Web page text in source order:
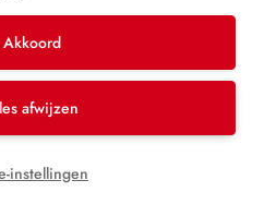
voorwaarden
tenzij anders vermeld.
Akkoord
afwijzen
instellingen